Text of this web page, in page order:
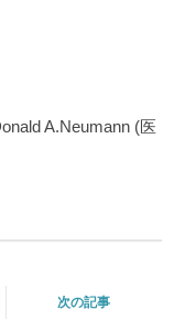
A.Neumann (医
次の記事